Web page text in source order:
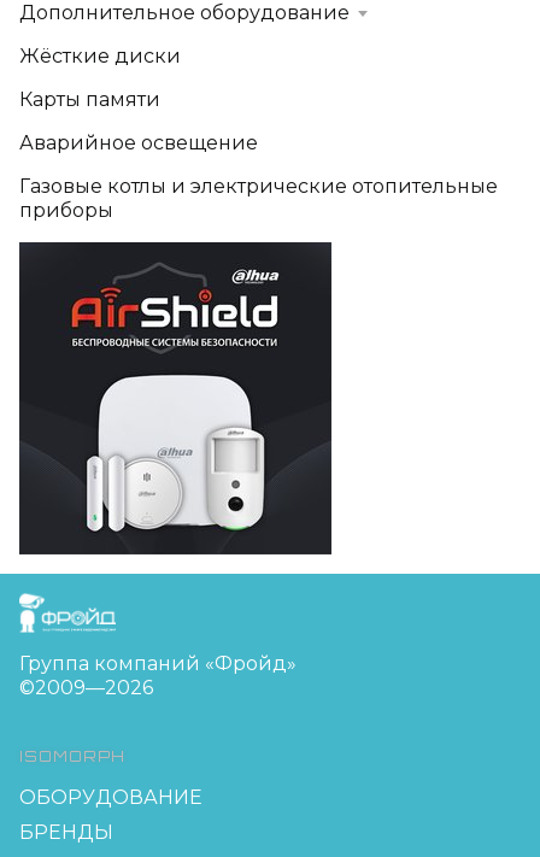
Дополнительное оборудование
Жёсткие диски
Карты памяти
Аварийное освещение
Газовые котлы и электрические отопительные
приборы
FreudGroup
Группа компаний «Фройд»
©2009—2026
ISOMORPH
ОБОРУДОВАНИЕ
БРЕНДЫ